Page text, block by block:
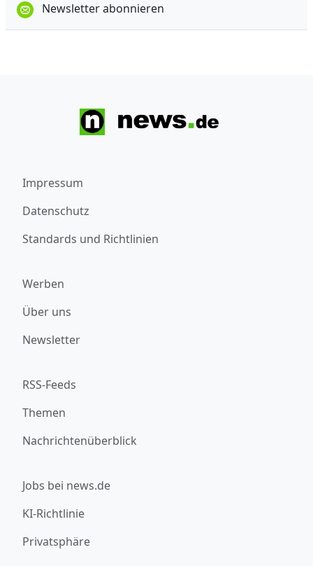
Newsletter abonnieren
Impressum
Datenschutz
Standards und Richtlinien
Werben
Über uns
Newsletter
RSS-Feeds
Themen
Nachrichtenüberblick
Jobs bei news.de
KI-Richtlinie
Privatsphäre